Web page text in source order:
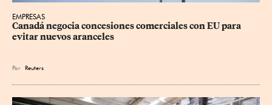
EMPRESAS
Canadá negocia concesiones comerciales con EU para
evitar nuevos aranceles
Por Reuters